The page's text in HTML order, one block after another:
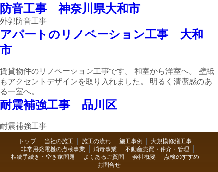
防音工事 神奈川県大和市
外郭防音工事
アパートのリノベーション工事 大和
市
賃貸物件のリノベーション工事です。 和室から洋室へ。 壁紙
もアクセントデザインを取り入れました。 明るく清潔感のあ
る一室へ。
耐震補強工事 品川区
耐震補強工事
トップ 当社の施工 施工の流れ 施工事例
大規模修繕工事
非常用発電機の点検事業
消毒事業
不動産売買・仲介・管理
相続手続き・空き家問題
よくあるご質問 会社概要
点検のすすめ
お問合せ